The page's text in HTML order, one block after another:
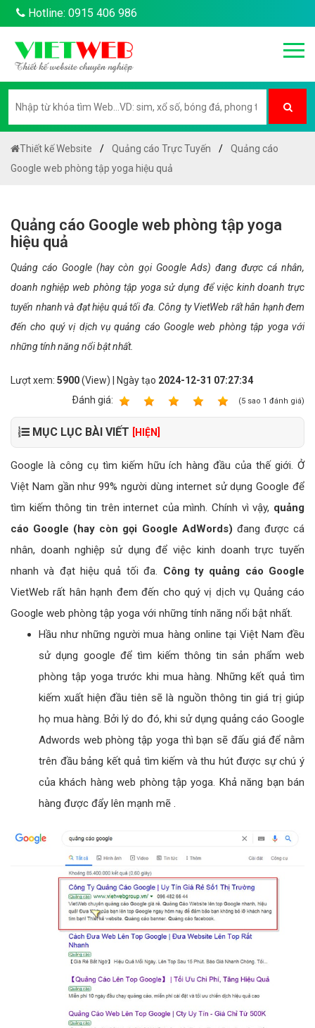
Hotline: 0915 406 986
Thiết kế Website Quảng cáo Trực Tuyến
Quảng cáo
Google web phòng tập yoga hiệu quả
Quảng cáo Google web phòng tập yoga
hiệu quả
Quảng cáo Google (hay còn gọi Google Ads) đang được cá nhân,
doanh nghiệp web phòng tập yoga sử dụng để việc kinh doanh trực
tuyến nhanh và đạt hiệu quả tối đa. Công ty VietWeb rất hân hạnh đem
đến cho quý vị dịch vụ quảng cáo Google web phòng tập yoga với
những tính năng nổi bật nhất.
Lượt xem: 5900(View) | Ngày tạo 2024-12-31 07:27:34
Ðánh giá:
(5 sao 1 đánh giá)
MỤC LỤC BÀI VIẾT [HIỆN]
Google là công cụ tìm kiếm hữu ích hàng đầu của thế giới. Ở
Việt Nam gần như 99% người dùng internet sử dụng Google để
tìm kiếm thông tin trên internet của mình. Chính vì vậy, quảng
cáo Google (hay còn gọi Google AdWords) đang được cá
nhân, doanh nghiệp sử dụng để việc kinh doanh trực tuyến
nhanh và đạt hiệu quả tối đa. Công ty quảng cáo Google
VietWeb rất hân hạnh đem đến cho quý vị dịch vụ Quảng cáo
Google web phòng tập yoga với những tính năng nổi bật nhất.
Hầu như những người mua hàng online tại Việt Nam đều
sử dụng google để tìm kiếm thông tin sản phẩm web
phòng tập yoga trước khi mua hàng. Những kết quả tìm
kiếm xuất hiện đầu tiên sẽ là nguồn thông tin giá trị giúp
họ mua hàng. Bởi lý do đó, khi sử dụng quảng cáo Google
Adwords web phòng tập yoga thì bạn sẽ đấu giá để nằm
trên đầu bảng kết quả tìm kiếm và thu hút được sự chú ý
của khách hàng web phòng tập yoga. Khả năng bạn bán
hàng được đẩy lên mạnh mẽ .